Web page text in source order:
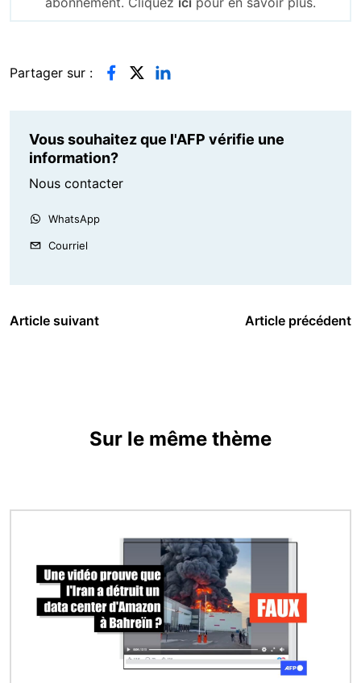
Partager sur :
Vous souhaitez que l'AFP vérifie une
information?
Nous contacter
WhatsApp
Courriel
Article suivant Article précédent
Sur le même thème